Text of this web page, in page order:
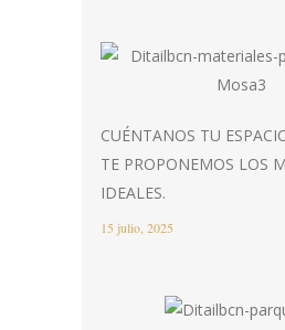
CUÉNTANOS TU
TE PROPONEMOS LOS
IDEALES.
15 julio, 2025